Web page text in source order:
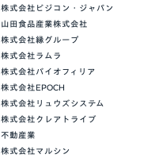
株式会社ビジコン・ジャパン
山田食品産業株式会社
株式会社縁グループ
株式会社ラムラ
株式会社バイオフィリア
株式会社EPOCH
株式会社リュウズシステム
株式会社クレアトライブ
不動産業
株式会社マルシン